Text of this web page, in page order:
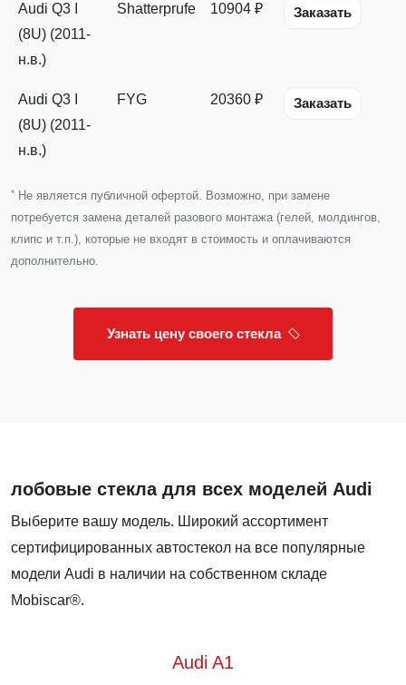
Audi Q3 I
(8U) (2011-
н.в.)
Shatterprufe 10904 ₽ Заказать
Audi Q3 I
(8U) (2011-
н.в.)
FYG 20360 ₽ Заказать
* Не является публичной офертой. Возможно, при замене
потребуется замена деталей разового монтажа (гелей, молдингов,
клипс и т.п.), которые не входят в стоимость и оплачиваются
дополнительно.
Узнать цену своего стекла
лобовые стекла для всех моделей Audi
Выберите вашу модель. Широкий ассортимент
сертифицированных автостекол на все популярные
модели Audi в наличии на собственном складе
Mobiscar®.
Audi A1